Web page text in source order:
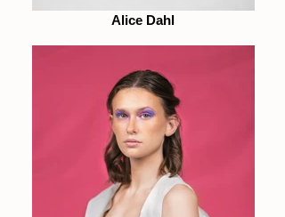
Alice Dahl